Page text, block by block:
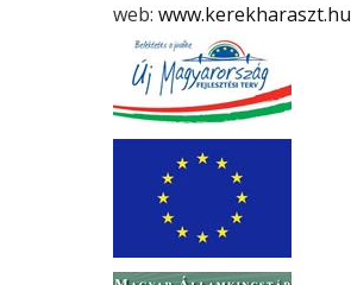
web: www.kerekharaszt.hu